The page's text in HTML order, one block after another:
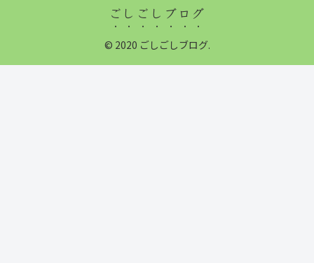
ごしごしブログ
© 2020 ごしごしブログ.